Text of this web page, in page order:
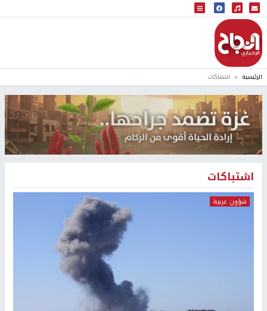
البث المباشر
إذاعة النجاح
الرئيسية اشتباكات
اشتباكات
شؤون عربية